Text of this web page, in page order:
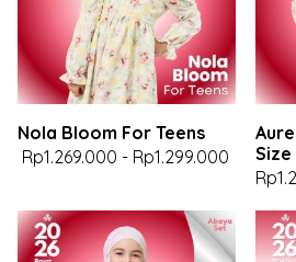
Nola Bloom For Teens
Rp1.269.000 - Rp1.299.000